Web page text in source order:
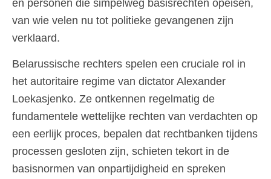
en personen die simpelweg basisrechten opeisen,
van wie velen nu tot politieke gevangenen zijn
verklaard.
Belarussische rechters spelen een cruciale rol in
het autoritaire regime van dictator Alexander
Loekasjenko. Ze ontkennen regelmatig de
fundamentele wettelijke rechten van verdachten op
een eerlijk proces, bepalen dat rechtbanken tijdens
processen gesloten zijn, schieten tekort in de
basisnormen van onpartijdigheid en spreken